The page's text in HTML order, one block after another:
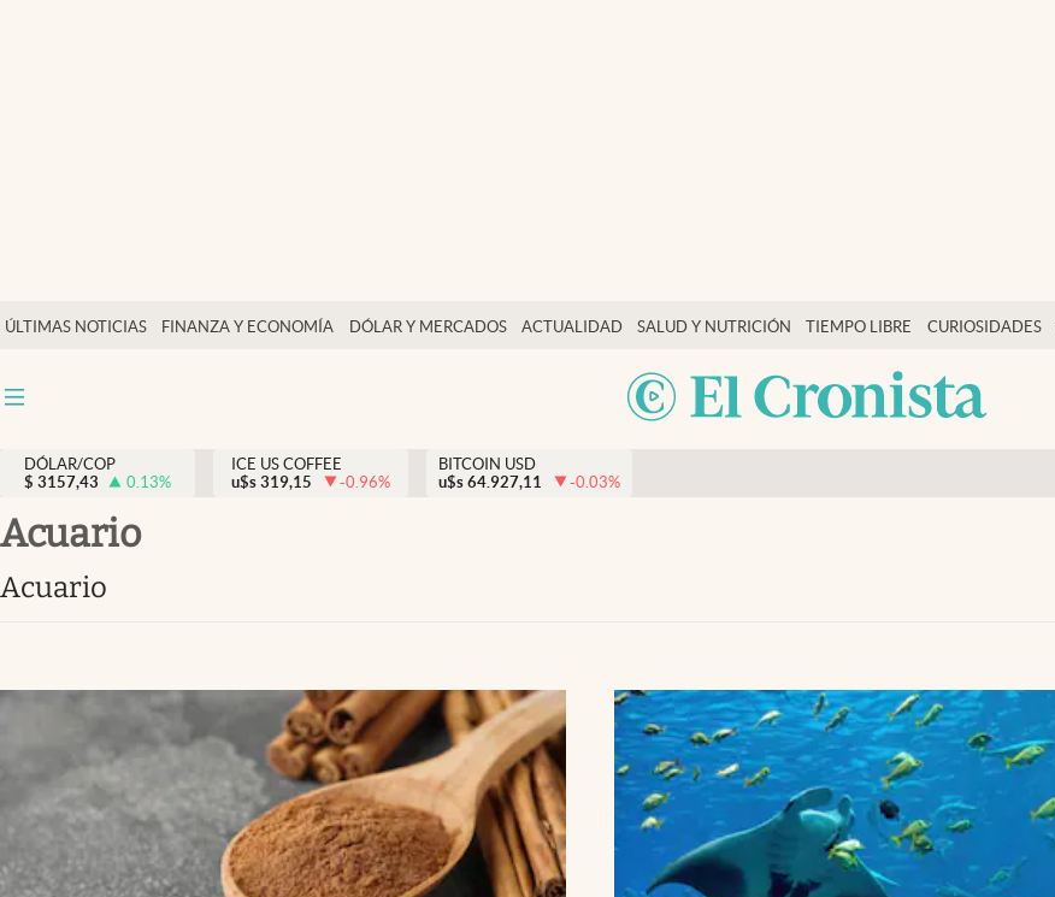
ÚLTIMAS NOTICIAS FINANZA Y ECONOMÍA DÓLAR Y MERCADOS ACTUALIDAD SALUD Y NUTRICIÓN TIEMPO LIBRE CURIOSIDADES
Dólar y mercados
DÓLAR/COP
$ 3157,43 0.13%
ICE US COFFEE
u$s 319,15 -0.96%
BITCOIN USD
u$s 64.927,11 -0.03%
acuario
acuario